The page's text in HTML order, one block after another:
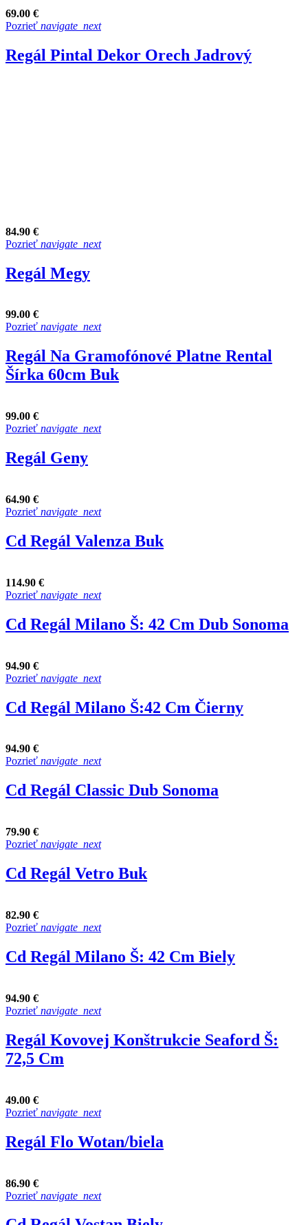
69.00 €
Pozrieť navigate_next
Regál Pintal Dekor Orech Jadrový
84.90 €
Pozrieť navigate_next
Regál Megy
99.00 €
Pozrieť navigate_next
Regál Na Gramofónové Platne Rental
Šírka 60cm Buk
99.00 €
Pozrieť navigate_next
Regál Geny
64.90 €
Pozrieť navigate_next
Cd Regál Valenza Buk
114.90 €
Pozrieť navigate_next
Cd Regál Milano Š: 42 Cm Dub Sonoma
94.90 €
Pozrieť navigate_next
Cd Regál Milano Š:42 Cm Čierny
94.90 €
Pozrieť navigate_next
Cd Regál Classic Dub Sonoma
79.90 €
Pozrieť navigate_next
Cd Regál Vetro Buk
82.90 €
Pozrieť navigate_next
Cd Regál Milano Š: 42 Cm Biely
94.90 €
Pozrieť navigate_next
Regál Kovovej Konštrukcie Seaford Š:
72,5 Cm
49.00 €
Pozrieť navigate_next
Regál Flo Wotan/biela
86.90 €
Pozrieť navigate_next